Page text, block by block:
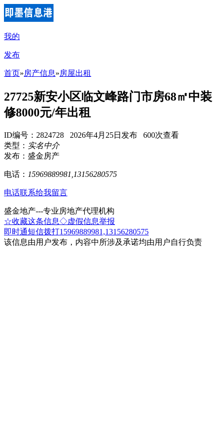
我的
发布
首页»房产信息»房屋出租
27725新安小区临文峰路门市房68㎡中装
修8000元/年出租
ID编号：2824728 2026年4月25日发布 600次查看
类型： 实名中介
发布：盛金房产
电话： 15969889981,13156280575
电话联系给我留言
盛金地产---专业房地产代理机构
☆收藏这条信息◇虚假信息举报
即时通短信拨打15969889981,13156280575
该信息由用户发布，内容中所涉及承诺均由用户自行负责